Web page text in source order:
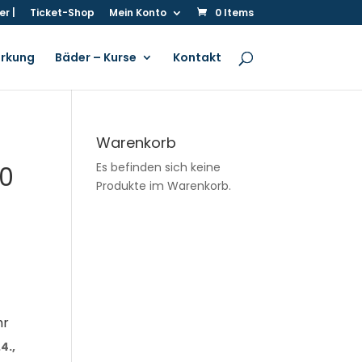
| Ticket-Shop Mein Konto 0 Items
Bäder – Kurse Kontakt
Warenkorb
Es befinden sich keine
Produkte im Warenkorb.